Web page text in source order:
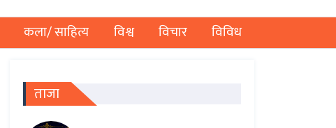
कला/ साहित्य विश्व विचार विविध
ताजा